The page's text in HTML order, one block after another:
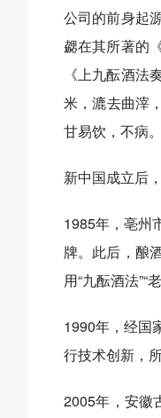
公司的前身起
勰在其所著的
《上九酝酒
米，漉去曲滓
甘易饮，不病
新中国成立后
1985年，亳州
牌。此后，酿
用“九酝酒法”“
1990年，经国
行技术创新，
2005年，安徽